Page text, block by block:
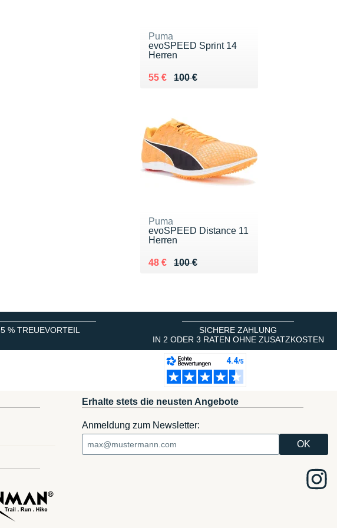
Puma
evoSPEED Sprint 14
Herren
100 €
Au lieu de 100 €
55 €
Vendu 55 €
Puma
evoSPEED Distance 11
Herren
100 €
Au lieu de 100 €
48 €
Vendu 48 €
5 % TREUEVORTEIL
SICHERE ZAHLUNG
IN 2 ODER 3 RATEN OHNE ZUSATZKOSTEN
Erhalte stets die neusten Angebote
Anmeldung zum Newsletter: